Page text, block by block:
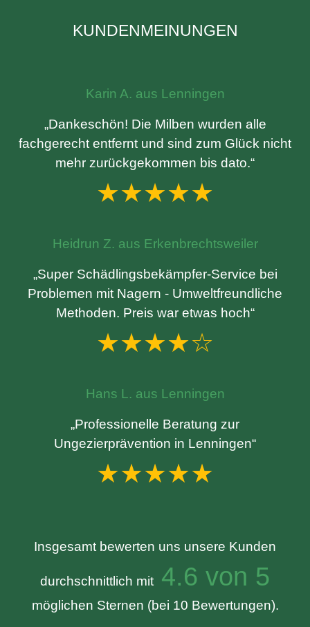
KUNDENMEINUNGEN
Karin A. aus Lenningen
„Dankeschön! Die Milben wurden alle
fachgerecht entfernt und sind zum Glück nicht
mehr zurückgekommen bis dato.“
★★★★★
Heidrun Z. aus Erkenbrechtsweiler
„Super Schädlingsbekämpfer-Service bei
Problemen mit Nagern - Umweltfreundliche
Methoden. Preis war etwas hoch“
★★★★☆
Hans L. aus Lenningen
„Professionelle Beratung zur
Ungezierprävention in Lenningen“
★★★★★
Insgesamt bewerten uns unsere Kunden
durchschnittlich mit 4.6 von 5
möglichen Sternen (bei 10 Bewertungen).